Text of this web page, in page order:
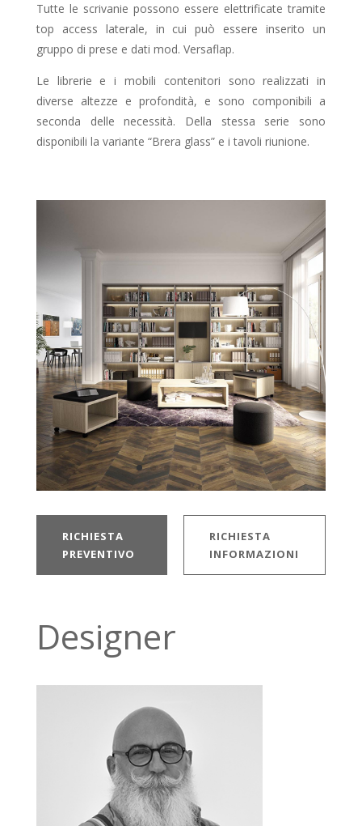
Tutte le scrivanie possono essere elettrificate tramite
top access laterale, in cui può essere inserito un
gruppo di prese e dati mod. Versaflap.
Le librerie e i mobili contenitori sono realizzati in
diverse altezze e profondità, e sono componibili a
seconda delle necessità. Della stessa serie sono
disponibili la variante “Brera glass” e i tavoli riunione.
RICHIESTA
PREVENTIVO
RICHIESTA
INFORMAZIONI
Designer